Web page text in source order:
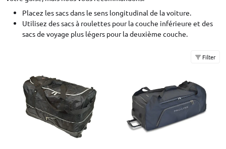
Placez les sacs dans le sens longitudinal de la voiture.
Utilisez des sacs à roulettes pour la couche inférieure et des
sacs de voyage plus légers pour la deuxième couche.
Filter